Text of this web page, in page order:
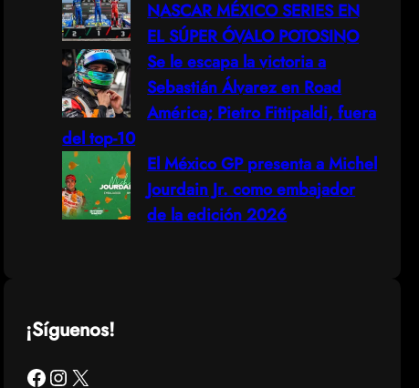
NASCAR MÉXICO SERIES EN
EL SÚPER ÓVALO POTOSINO
Se le escapa la victoria a
Sebastián Álvarez en Road
América; Pietro Fittipaldi, fuera
del top-10
El México GP presenta a Michel
Jourdain Jr. como embajador
de la edición 2026
¡Síguenos!
Facebook Instagram X